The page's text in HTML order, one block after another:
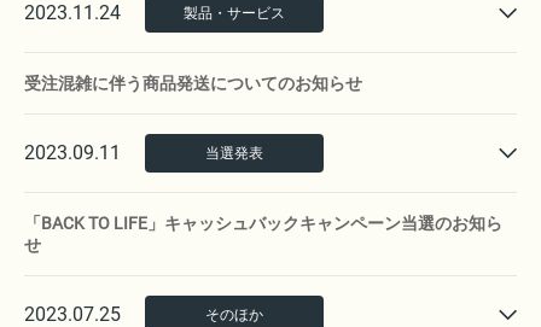
2023.11.24 製品・サービス
受注混雑に伴う商品発送についてのお知らせ
2023.09.11 当選発表
「BACK TO LIFE」キャッシュバックキャンペーン当選のお知ら
せ
2023.07.25 そのほか